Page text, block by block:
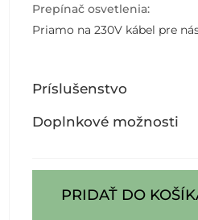
Prepínač osvetlenia:
Priamo na 230V kábel pre
Príslušenstvo
Doplnkové možnosti
PRIDAŤ DO